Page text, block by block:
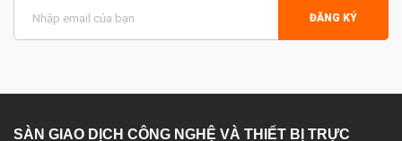
ĐĂNG KÝ
SÀN GIAO DỊCH CÔNG NGHỆ VÀ THIẾT BỊ TRỰC